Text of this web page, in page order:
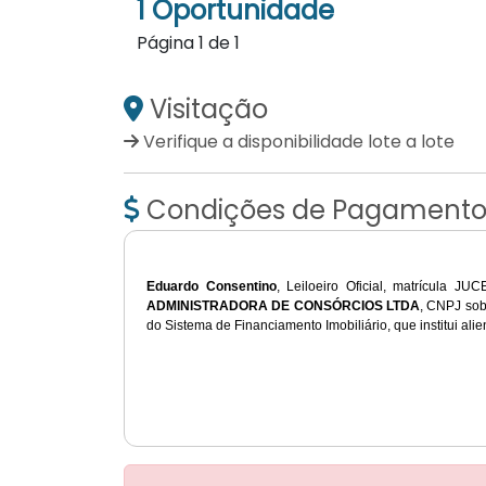
1 Oportunidade
Página1 de1
Visitação
Verifique a disponibilidade lote a lote
Condições de Pagamento
Eduardo Consentino, Leiloeiro Oficial, matrícula
ADMINISTRADORA DE CONSÓRCIOS LTDA , CNPJ
do Sistema de Financiamento Imobiliário que institui